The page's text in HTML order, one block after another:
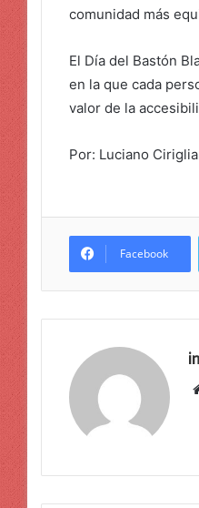
comunidad más
El Día del Bastón
en la que cada
valor de la
Por: Luciano
Facebook